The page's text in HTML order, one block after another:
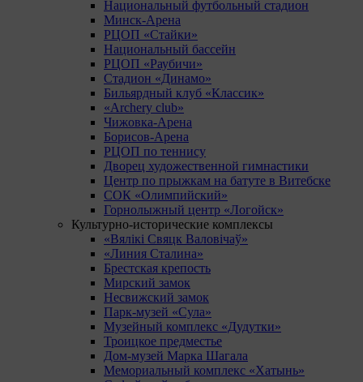
Национальный футбольный стадион
Минск-Арена
РЦОП «Стайки»
Национальный бассейн
РЦОП «Раубичи»
Стадион «Динамо»
Бильярдный клуб «Классик»
«Archery club»
Чижовка-Арена
Борисов-Арена
РЦОП по теннису
Дворец художественной гимнастики
Центр по прыжкам на батуте в Витебске
СОК «Олимпийский»
Горнолыжный центр «Логойск»
Культурно-исторические комплексы
«Вялікі Свяцк Валовічаў»
«Линия Сталина»
Брестская крепость
Мирский замок
Несвижский замок
Парк-музей «Сула»
Музейный комплекс «Дудутки»
Троицкое предместье
Дом-музей Марка Шагала
Мемориальный комплекс «Хатынь»